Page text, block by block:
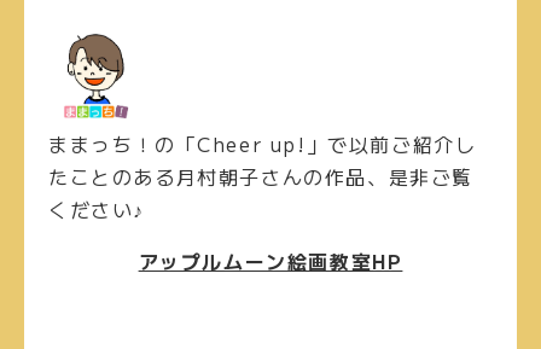
ままっち！の「Cheer up!」で以前ご紹介し
たことのある月村朝子さんの作品、是非ご覧
ください♪
アップルムーン絵画教室HP